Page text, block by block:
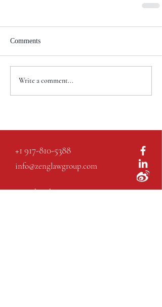
Comments
Write a comment...
+1 917-810-5388
info@zenglawgroup.com
100 Church Street, Suite 800